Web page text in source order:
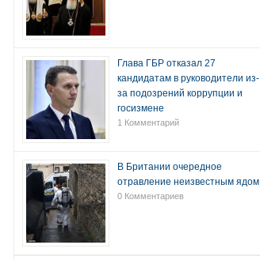
Глава ГБР отказал 27
кандидатам в руководители из-
за подозрений коррупции и
госизмене
1 Комментарий
В Британии очередное
отравление неизвестным ядом
0 Комментариев